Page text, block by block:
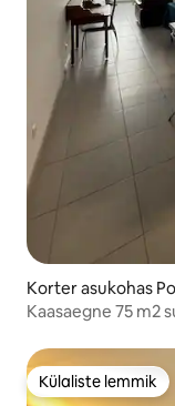
Korter asukohas
Kaasaegne 75 m2
Külaliste lemmik
Külaliste lemmik